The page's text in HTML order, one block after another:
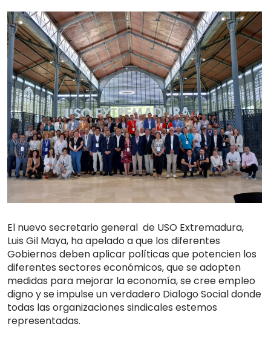
El nuevo secretario general de USO Extremadura,
Luis Gil Maya, ha apelado a que los diferentes
Gobiernos deben aplicar políticas que potencien los
diferentes sectores económicos, que se adopten
medidas para mejorar la economía, se cree empleo
digno y se impulse un verdadero Dialogo Social donde
todas las organizaciones sindicales estemos
representadas.